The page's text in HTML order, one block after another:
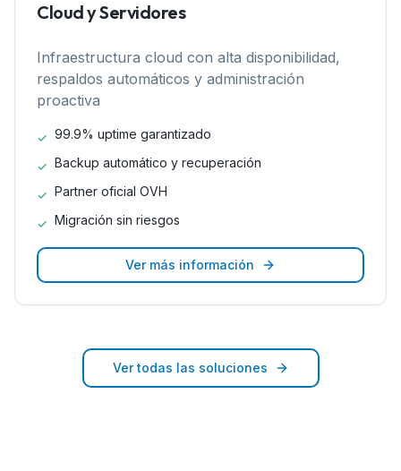
Cloud y Servidores
Infraestructura cloud con alta disponibilidad,
respaldos automáticos y administración
proactiva
✓ 99.9% uptime garantizado
✓ Backup automático y recuperación
✓ Partner oficial OVH
✓ Migración sin riesgos
Ver más información
Ver todas las soluciones